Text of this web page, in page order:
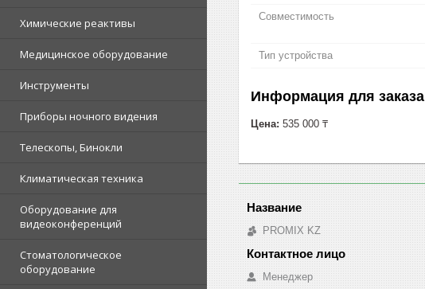
Химические реактивы
Медицинское оборудование
Инструменты
Приборы ночного видения
Телескопы, Бинокли
Климатическая техника
Оборудование для
видеоконференций
Стоматологическое
оборудование
Совместимость
Тип устройства
Информация для заказа
Цена: 535 000 ₸
PROMIX KZ
Менеджер